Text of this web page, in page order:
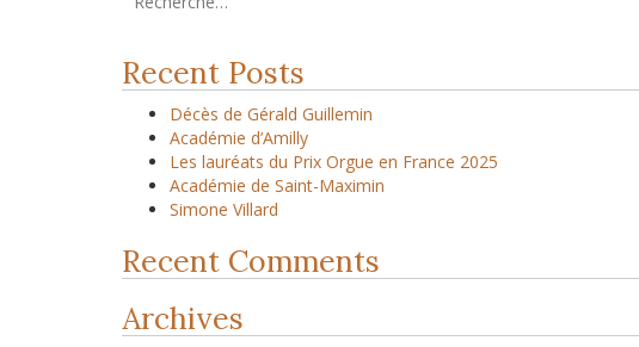
Recent Posts
Décès de Gérald Guillemin
Académie d’Amilly
Les lauréats du Prix Orgue en France 2025
Académie de Saint-Maximin
Simone Villard
Recent Comments
Archives